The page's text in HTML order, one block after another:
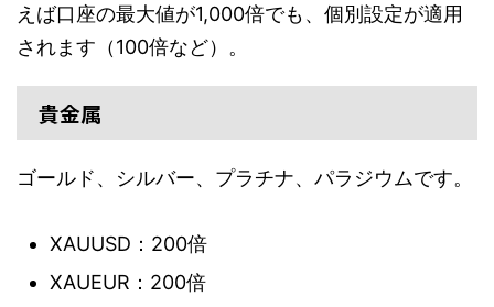
えば口座の最大値が1,000倍でも、個別設定が適用
されます（100倍など）。
貴金属
ゴールド、シルバー、プラチナ、パラジウムです。
XAUUSD：200倍
XAUEUR：200倍